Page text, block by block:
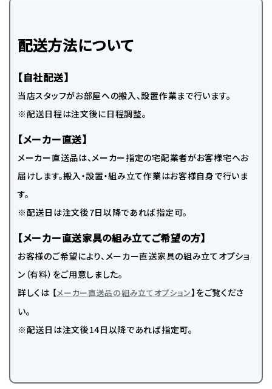
配送方法について
【自社配送】
当店スタッフがお部屋への搬入、設置作業まで行います。
※配送日程は注文後に日程調整。
【メーカー直送】
メーカー直送品は、メーカー指定の宅配業者がお客様宅へお
届けします。搬入・設置・組み立て作業はお客様自身で行いま
す。
※配送日は注文後7日以降であれば指定可。
【メーカー直送家具の組み立てご希望の方】
お客様のご希望により、メーカー直送家具の組み立てオプショ
ン（有料）をご用意しました。
詳しくは 【メーカー直送品の組み立てオプション】をご覧くださ
い。
※配送日は注文後14日以降であれば指定可。